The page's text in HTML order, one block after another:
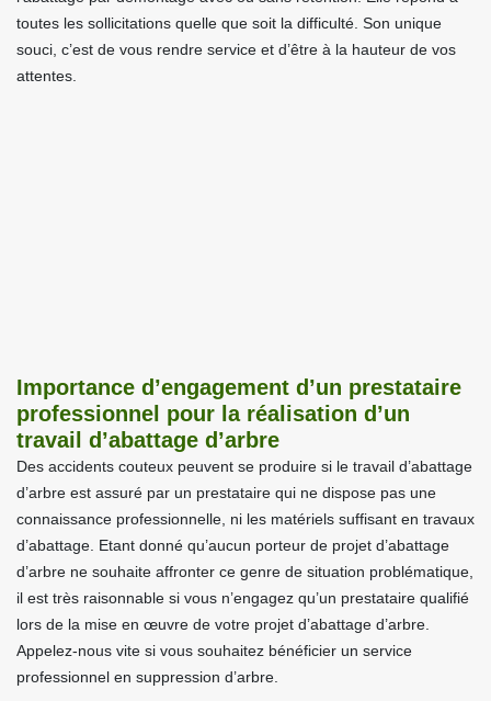
toutes les sollicitations quelle que soit la difficulté. Son unique
souci, c’est de vous rendre service et d’être à la hauteur de vos
attentes.
Importance d’engagement d’un prestataire
professionnel pour la réalisation d’un
travail d’abattage d’arbre
Des accidents couteux peuvent se produire si le travail d’abattage
d’arbre est assuré par un prestataire qui ne dispose pas une
connaissance professionnelle, ni les matériels suffisant en travaux
d’abattage. Etant donné qu’aucun porteur de projet d’abattage
d’arbre ne souhaite affronter ce genre de situation problématique,
il est très raisonnable si vous n’engagez qu’un prestataire qualifié
lors de la mise en œuvre de votre projet d’abattage d’arbre.
Appelez-nous vite si vous souhaitez bénéficier un service
professionnel en suppression d’arbre.